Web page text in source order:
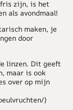
fris zijn, is het
als avondmaal!
maken, je
door
linzen. Dit geeft
maar is ook
over op mijn
)